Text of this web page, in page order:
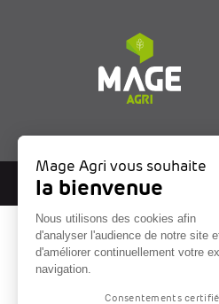
Mage Agri vous souhaite
la bienvenue
Nous utilisons des cookies afin
d'analyser l'audience de notre site
d'améliorer continuellement votre
navigation.
Consentements